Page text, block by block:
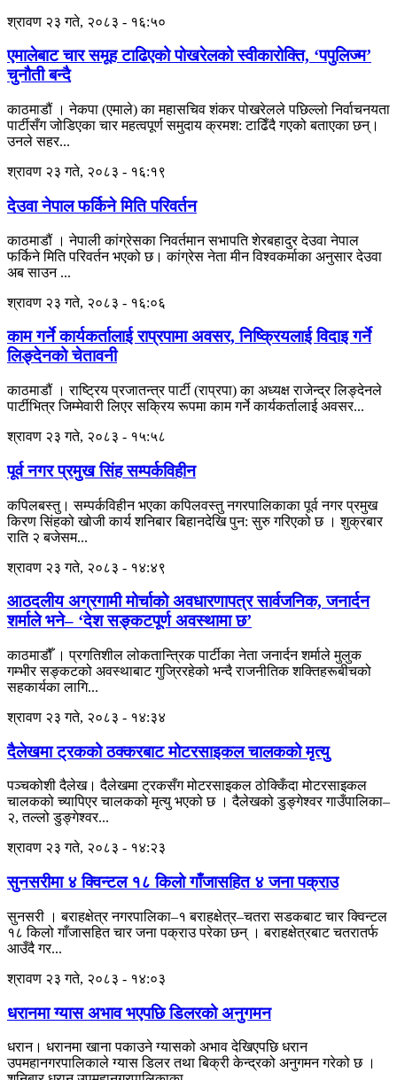
श्रावण २३ गते, २०८३ - १६:५०
एमालेबाट चार समूह टाढिएको पोखरेलको स्वीकारोक्ति, ‘पपुलिज्म’
चुनौती बन्दै
काठमाडौं । नेकपा (एमाले) का महासचिव शंकर पोखरेलले पछिल्लो निर्वाचनयता
पार्टीसँग जोडिएका चार महत्वपूर्ण समुदाय क्रमश: टाढिँदै गएको बताएका छन्।
उनले सहर...
श्रावण २३ गते, २०८३ - १६:१९
देउवा नेपाल फर्किने मिति परिवर्तन
काठमाडौं । नेपाली कांग्रेसका निवर्तमान सभापति शेरबहादुर देउवा नेपाल
फर्किने मिति परिवर्तन भएको छ। कांग्रेस नेता मीन विश्वकर्माका अनुसार देउवा
अब साउन ...
श्रावण २३ गते, २०८३ - १६:०६
काम गर्ने कार्यकर्तालाई राप्रपामा अवसर, निष्क्रियलाई विदाइ गर्ने
लिङ्देनको चेतावनी
काठमाडौं । राष्ट्रिय प्रजातन्त्र पार्टी (राप्रपा) का अध्यक्ष राजेन्द्र लिङ्देनले
पार्टीभित्र जिम्मेवारी लिएर सक्रिय रूपमा काम गर्ने कार्यकर्तालाई अवसर...
श्रावण २३ गते, २०८३ - १५:५८
पूर्व नगर प्रमुख सिंह सम्पर्कविहीन
कपिलबस्तु। सम्पर्कविहीन भएका कपिलवस्तु नगरपालिकाका पूर्व नगर प्रमुख
किरण सिंहको खोजी कार्य शनिबार बिहानदेखि पुन: सुरु गरिएको छ । शुक्रबार
राति २ बजेसम...
श्रावण २३ गते, २०८३ - १४:४९
आठदलीय अग्रगामी मोर्चाको अवधारणापत्र सार्वजनिक, जनार्दन
शर्माले भने– ‘देश सङ्कटपूर्ण अवस्थामा छ’
काठमाडौँ । प्रगतिशील लोकतान्त्रिक पार्टीका नेता जनार्दन शर्माले मुलुक
गम्भीर सङ्कटको अवस्थाबाट गुज्रिरहेको भन्दै राजनीतिक शक्तिहरूबीचको
सहकार्यका लागि...
श्रावण २३ गते, २०८३ - १४:३४
दैलेखमा ट्रकको ठक्करबाट मोटरसाइकल चालकको मृत्यु
पञ्चकोशी दैलेख। दैलेखमा ट्रकसँग मोटरसाइकल ठोक्किँदा मोटरसाइकल
चालकको च्यापिएर चालकको मृत्यु भएको छ । दैलेखको डुङ्गेश्वर गाउँपालिका–
२, तल्लो डुङ्गेश्वर...
श्रावण २३ गते, २०८३ - १४:२३
सुनसरीमा ४ क्विन्टल १८ किलो गाँजासहित ४ जना पक्राउ
सुनसरी । बराहक्षेत्र नगरपालिका–१ बराहक्षेत्र–चतरा सडकबाट चार क्विन्टल
१८ किलो गाँजासहित चार जना पक्राउ परेका छन् । बराहक्षेत्रबाट चतरातर्फ
आउँदै गर...
श्रावण २३ गते, २०८३ - १४:०३
धरानमा ग्यास अभाव भएपछि डिलरको अनुगमन
धरान। धरानमा खाना पकाउने ग्यासको अभाव देखिएपछि धरान
उपमहानगरपालिकाले ग्यास डिलर तथा बिक्री केन्द्रको अनुगमन गरेको छ ।